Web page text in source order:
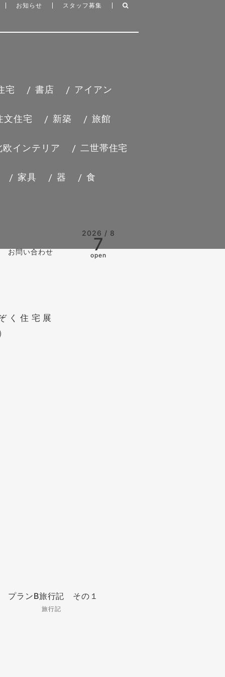
お知らせ スタッフ募集
宅 書店 アイアン
文住宅 新築 旅館
欧インテリア 二世帯住宅
家具 器 食
2026 / 8
7
open
お問い合わせ
します。
く住宅展
プランB旅行記 その１
旅行記